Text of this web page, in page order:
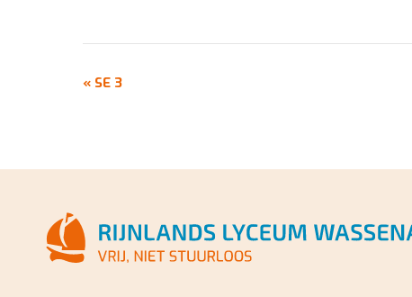
EVENEMENT
« SE 3